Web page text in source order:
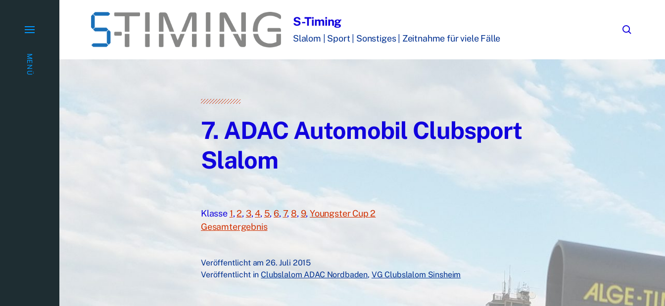
MENÜ
S-Timing
Slalom | Sport | Sonstiges | Zeitnahme für viele Fälle
7. ADAC Automobil Clubsport
Slalom
Klasse1,2, 3,4, 5,6,7,8, 9,Youngster Cup 2
Gesamtergebnis
Veröffentlicht am26. Juli 2015
Veröffentlicht inClubslalom ADAC Nordbaden, VG Clubslalom Sinsheim